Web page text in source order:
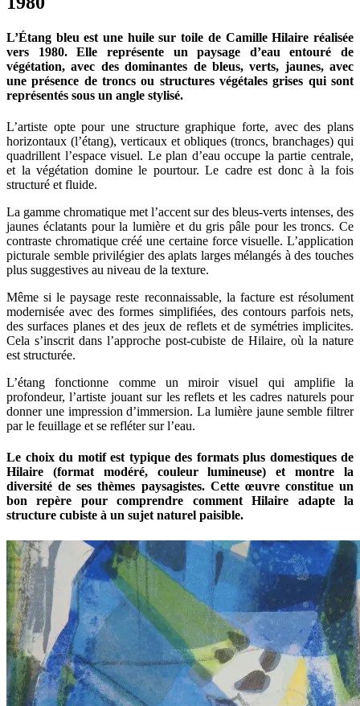
L’Étang bleu est une huile sur toile de Camille Hilaire réalisée
vers 1980. Elle représente un paysage d’eau entouré de
végétation, avec des dominantes de bleus, verts, jaunes, avec
une présence de troncs ou structures végétales grises qui sont
représentés sous un angle stylisé.
L’artiste opte pour une structure graphique forte, avec des plans
horizontaux (l’étang), verticaux et obliques (troncs, branchages) qui
quadrillent l’espace visuel. Le plan d’eau occupe la partie centrale,
et la végétation domine le pourtour. Le cadre est donc à la fois
structuré et fluide.
La gamme chromatique met l’accent sur des bleus-verts intenses, des
jaunes éclatants pour la lumière et du gris pâle pour les troncs. Ce
contraste chromatique créé une certaine force visuelle. L’application
picturale semble privilégier des aplats larges mélangés à des touches
plus suggestives au niveau de la texture.
Même si le paysage reste reconnaissable, la facture est résolument
modernisée avec des formes simplifiées, des contours parfois nets,
des surfaces planes et des jeux de reflets et de symétries implicites.
Cela s’inscrit dans l’approche post-cubiste de Hilaire, où la nature
est structurée.
L’étang fonctionne comme un miroir visuel qui amplifie la
profondeur, l’artiste jouant sur les reflets et les cadres naturels pour
donner une impression d’immersion. La lumière jaune semble filtrer
par le feuillage et se refléter sur l’eau.
Le choix du motif est typique des formats plus domestiques de
Hilaire (format modéré, couleur lumineuse) et montre la
diversité de ses thèmes paysagistes. Cette œuvre constitue un
bon repère pour comprendre comment Hilaire adapte la
structure cubiste à un sujet naturel paisible.